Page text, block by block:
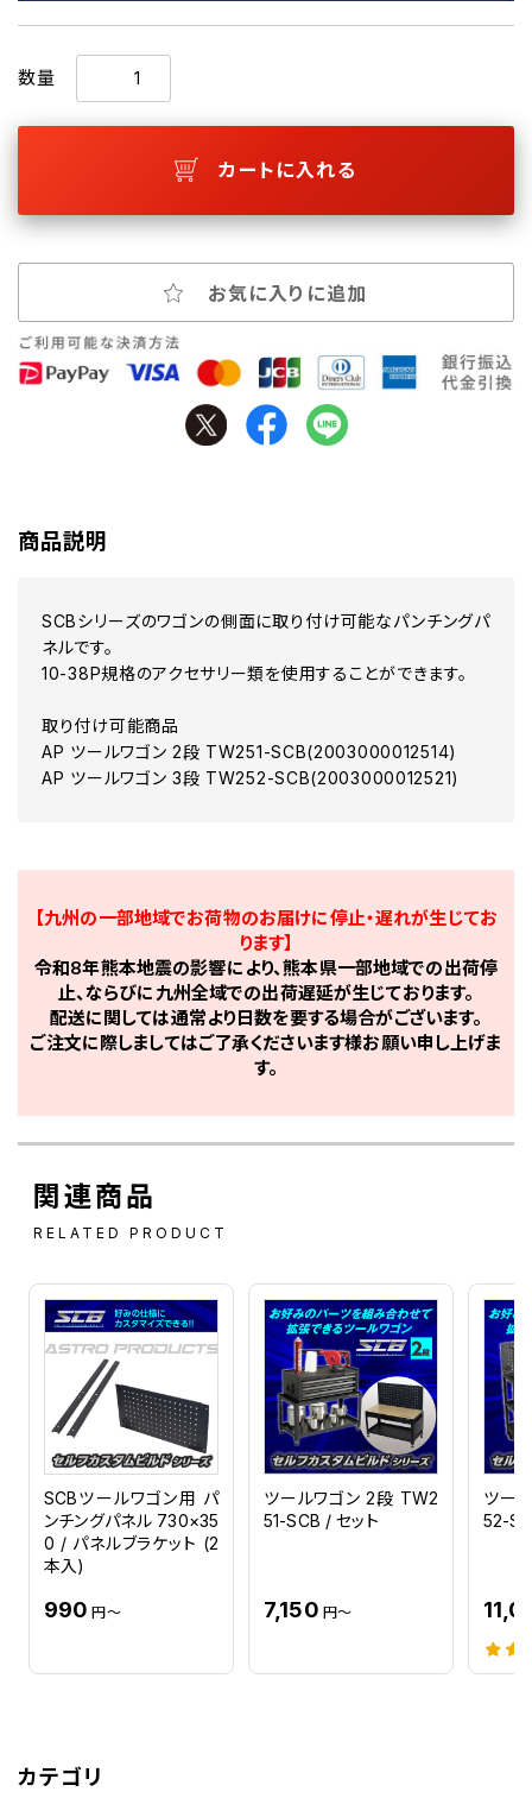
数量
カートに入れる
お気に入りに追加
商品説明
SCBシリーズのワゴンの側面に取り付け可能なパンチングパ
ネルです。
10-38P規格のアクセサリー類を使用することができます。
取り付け可能商品
AP ツールワゴン 2段 TW251-SCB(2003000012514)
AP ツールワゴン 3段 TW252-SCB(2003000012521)
【九州の一部地域でお荷物のお届けに停止・遅れが生じてお
ります】
令和8年熊本地震の影響により、熊本県一部地域での出荷停
止、ならびに九州全域での出荷遅延が生じております。
配送に関しては通常より日数を要する場合がございます。
ご注文に際しましてはご了承くださいます様お願い申し上げま
す。
関連商品
RELATED PRODUCT
SCBツールワゴン用 パ
ンチングパネル 730×35
0 / パネルブラケット (2
本入)
990 円～
ツールワゴン 2段 TW2
51-SCB / セット
7,150 円～
ツー
52-
カテゴリ